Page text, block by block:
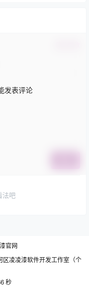
发表评论
法吧
官网
凌凌漆软件开发工作室（个
秒